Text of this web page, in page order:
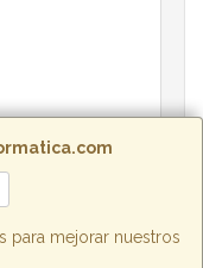
para mejorar nuestros